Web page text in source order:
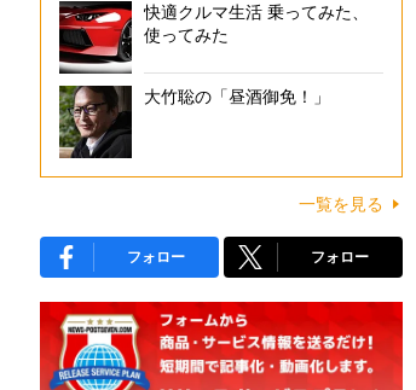
快適クルマ生活 乗ってみた、
使ってみた
大竹聡の「昼酒御免！」
一覧を見る
フォロー フォロー